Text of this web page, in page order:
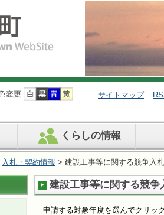
サイトマップ
くらしの情報
入札・契約情報 > 建設工事等に関する競争入
建設工事等に関する競
申請する対象年度を選んでクリッ